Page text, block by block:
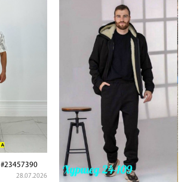
#23457390
28.07.2026